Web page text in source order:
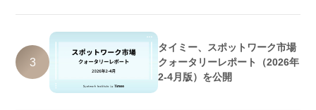
3
タイミー、スポットワーク市場
クォータリーレポート（2026年
2-4月版）を公開